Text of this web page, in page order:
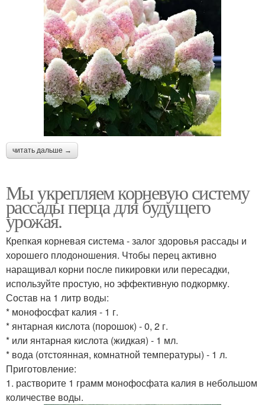
читать дальше →
Мы укрепляем корневую систему
рассады перца для будущего
урожая.
Крепкая корневая система - залог здоровья рассады и
хорошего плодоношения. Чтобы перец активно
наращивал корни после пикировки или пересадки,
используйте простую, но эффективную подкормку.
Состав на 1 литр воды:
* монофосфат калия - 1 г.
* янтарная кислота (порошок) - 0, 2 г.
* или янтарная кислота (жидкая) - 1 мл.
* вода (отстоянная, комнатной температуры) - 1 л.
Приготовление:
1. растворите 1 грамм монофосфата калия в небольшом
количестве воды.